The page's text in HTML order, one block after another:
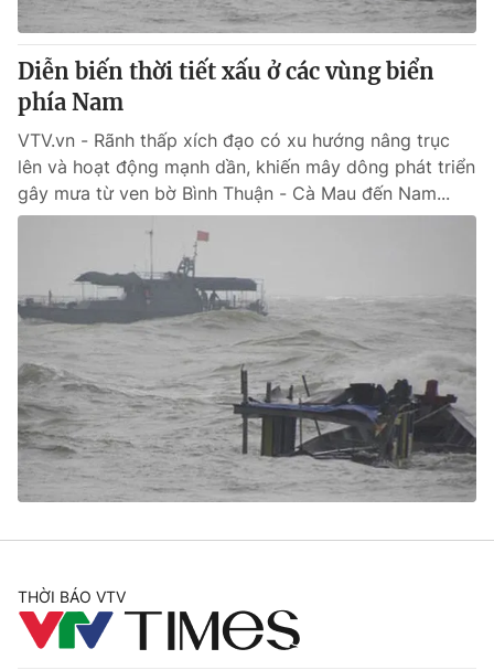
® Cấm sao chép dưới mọi hình thức nếu không có sự chấp
thông tin từ website này.
Diễn biến thời tiết xấu ở các vùng biển
phía Nam
VTV.vn - Rãnh thấp xích đạo có xu hướng nâng trục
lên và hoạt động mạnh dần, khiến mây dông phát triển
gây mưa từ ven bờ Bình Thuận - Cà Mau đến Nam...
THỜI BÁO VTV